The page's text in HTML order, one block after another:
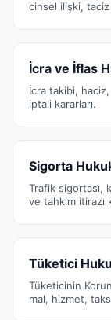
cinsel ilişki, taciz
İcra ve İflas
İcra takibi,
iptali kararları.
Sigorta
Trafik sigortası,
ve tahkim itirazı
Tüketici
Tüketicinin
mal, hizmet,